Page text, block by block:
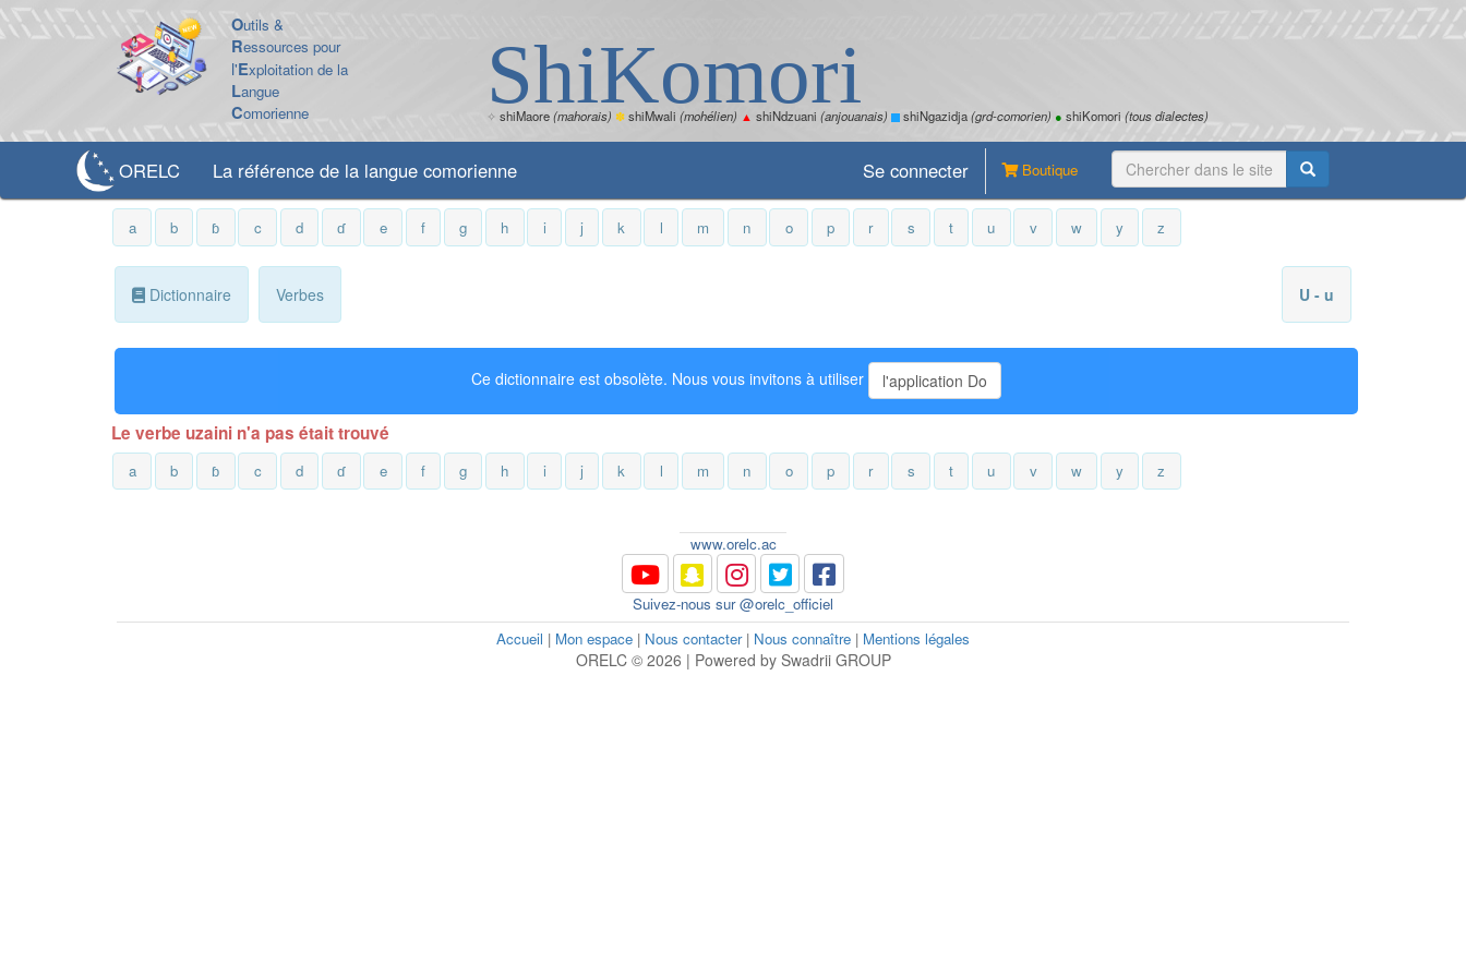
Outils &
Ressources pour
l'Exploitation de la
Langue
Comorienne ShiKomori
✧ shiMaore(mahorais) ✽shiMwali (mohélien) ▲ shiNdzuani (anjouanais) shiNgazidja(grd-comorien) ● shiKomori (tous dialectes)
ORELC La référence de la langue comorienne Boutique
Se connecter
a b ɓ c d ɗ e f g h i j k l m n o p r s t u v w y z
Dictionnaire Verbes U - u
Ce dictionnaire est obsolète. Nous vous invitons à utiliser l'application Do
Le verbe uzaini n'a pas était trouvé
a b ɓ c d ɗ e f g h i j k l m n o p r s t u v w y z
www.orelc.ac
Suivez-nous sur @orelc_officiel
Accueil | Mon espace | Nous contacter| Nous connaître | Mentions légales
ORELC © 2026 | Powered by Swadrii GROUP